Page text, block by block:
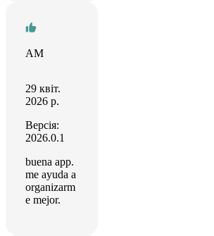
AM
29 квіт.
2026 р.
Версія:
2026.0.1
buena app.
me ayuda a
organizarm
e mejor.